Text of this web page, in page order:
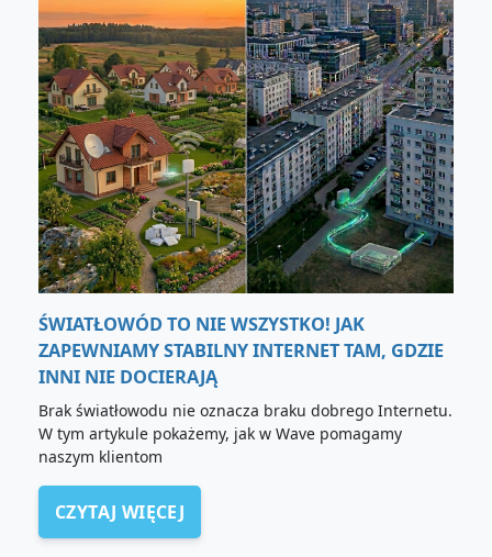
ŚWIATŁOWÓD TO NIE WSZYSTKO! JAK
ZAPEWNIAMY STABILNY INTERNET TAM, GDZIE
INNI NIE DOCIERAJĄ
Brak światłowodu nie oznacza braku dobrego Internetu.
W tym artykule pokażemy, jak w Wave pomagamy
naszym klientom
CZYTAJ WIĘCEJ